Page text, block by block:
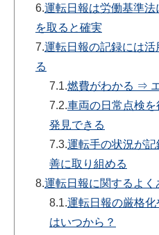
6.運転日報は労働基準
を取ると確実
7.運転日報の記録には
る
7.1.燃費がわかる ⇒
7.2.車両の日常点検
発見できる
7.3.運転手の状況が
善に取り組める
8.運転日報に関するよく
8.1.運転日報の厳格
はいつから？